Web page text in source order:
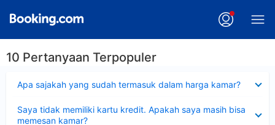
10 Pertanyaan Terpopuler
Apa sajakah yang sudah termasuk dalam harga kamar?
Saya tidak memiliki kartu kredit. Apakah saya masih bisa
memesan kamar?